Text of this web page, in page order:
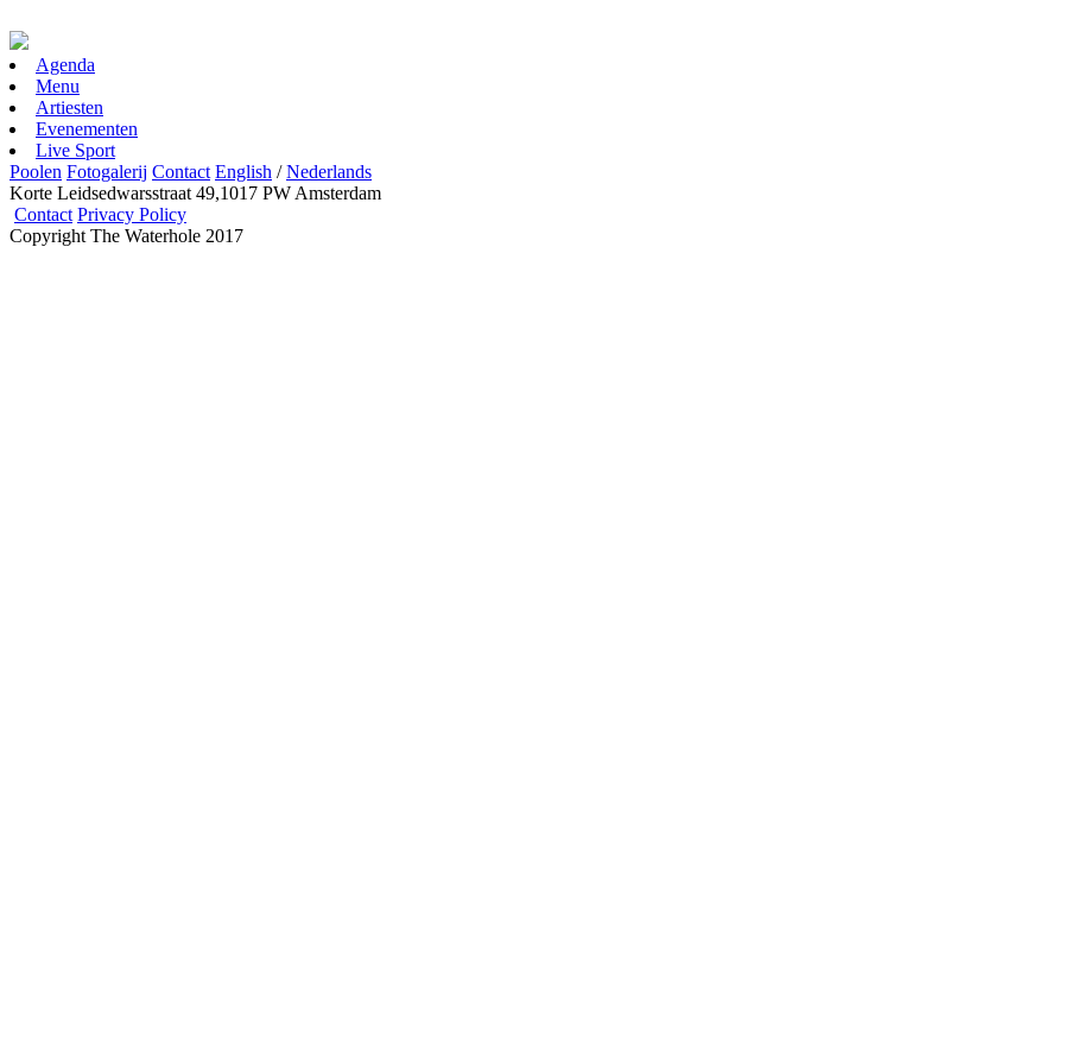
Agenda
Menu
Artiesten
Evenementen
Live Sport
Poolen Fotogalerij Contact English /Nederlands
Korte Leidsedwarsstraat 49,1017 PW Amsterdam
Contact Privacy Policy
Copyright The Waterhole 2017